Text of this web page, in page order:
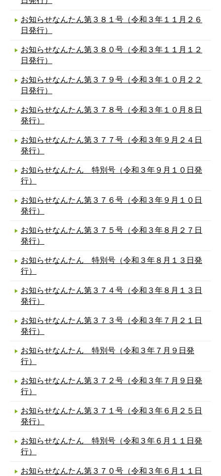
お知らせなんたん第３８１号（令和３年１１月２６
日発行）
お知らせなんたん第３８０号（令和３年１１月１２
日発行）
お知らせなんたん第３７９号（令和３年１０月２２
日発行）
お知らせなんたん第３７８号（令和３年１０月８日
発行）
お知らせなんたん第３７７号（令和３年９月２４日
発行）
お知らせなんたん 特別号（令和３年９月１０日発
行）
お知らせなんたん第３７６号（令和３年９月１０日
発行）
お知らせなんたん第３７５号（令和３年８月２７日
発行）
お知らせなんたん 特別号（令和３年８月１３日発
行）
お知らせなんたん第３７４号（令和３年８月１３日
発行）
お知らせなんたん第３７３号（令和３年７月２１日
発行）
お知らせなんたん 特別号（令和３年７月９日発
行）
お知らせなんたん第３７２号（令和３年７月９日発
行）
お知らせなんたん第３７１号（令和３年６月２５日
発行）
お知らせなんたん 特別号（令和３年６月１１日発
行）
お知らせなんたん第３７０号（令和３年６月１１日